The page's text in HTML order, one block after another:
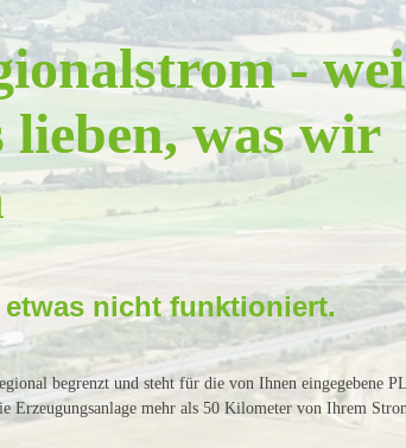
-
lieben, was wir
etwas nicht funktioniert.
begrenzt und steht für die von Ihnen eingegebene
Erzeugungsanlage mehr als 50 Kilometer von Ihrem